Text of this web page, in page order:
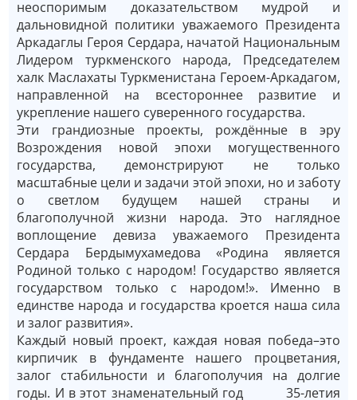
неоспоримым доказательством мудрой и
дальновидной политики уважаемого Президента
Аркадаглы Героя Сердара, начатой Национальным
Лидером туркменского народа, Председателем
халк Маслахаты Туркменистана Героем-Аркадагом,
направленной на всестороннее развитие и
укрепление нашего суверенного государства.
Эти грандиозные проекты, рождённые в эру
Возрождения новой эпохи могущественного
государства, демонстрируют не только
масштабные цели и задачи этой эпохи, но и заботу
о светлом будущем нашей страны и
благополучной жизни народа. Это наглядное
воплощение девиза уважаемого Президента
Сердара Бердымухамедова «Родина является
Родиной только с народом! Государство является
государством только с народом!». Именно в
единстве народа и государства кроется наша сила
и залог развития».
Каждый новый проект, каждая новая победа–это
кирпичик в фундаменте нашего процветания,
залог стабильности и благополучия на долгие
годы. И в этот знаменательный год 35-летия